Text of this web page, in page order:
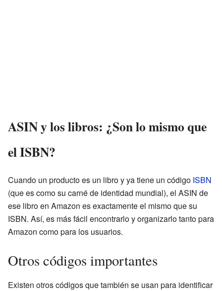
ASIN y los libros: ¿Son lo mismo que
el ISBN?
Cuando un producto es un libro y ya tiene un código ISBN
(que es como su carné de identidad mundial), el ASIN de
ese libro en Amazon es exactamente el mismo que su
ISBN. Así, es más fácil encontrarlo y organizarlo tanto para
Amazon como para los usuarios.
Otros códigos importantes
Existen otros códigos que también se usan para identificar